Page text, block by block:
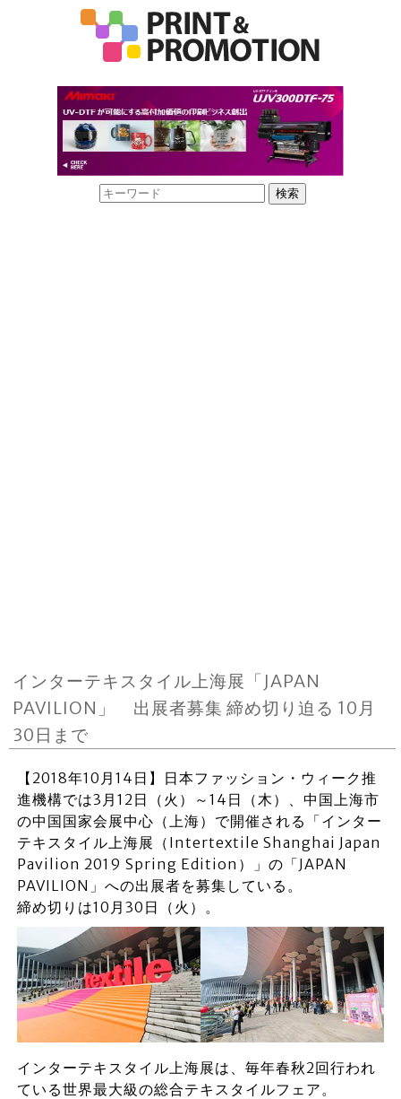
インターテキスタイル上海展「JAPAN
PAVILION」 出展者募集 締め切り迫る 10月
30日まで
【2018年10月14日】日本ファッション・ウィーク推
進機構では3月12日（火）～14日（木）、中国上海市
の中国国家会展中心（上海）で開催される「インター
テキスタイル上海展（Intertextile Shanghai Japan
Pavilion 2019 Spring Edition）」の「JAPAN
PAVILION」への出展者を募集している。
締め切りは10月30日（火）。
インターテキスタイル上海展は、毎年春秋2回行われ
ている世界最大級の総合テキスタイルフェア。